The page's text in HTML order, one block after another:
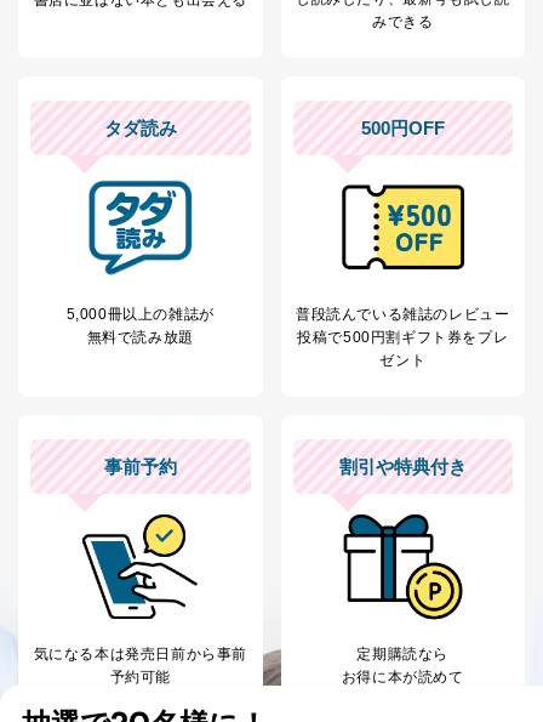
開示対象個人情報については、保有個人データの本人ま
に対応させていただいております。 当社顧客の皆様の
個人情報は「マイページ」にログインしていただくこと
で、訂正、追加、変更を行っていただくことが出来ま
す。マイページをご利用いただけない方、その他の方に
つきましては、下記Aをご覧ください。 また、ご登録い
ただいた個人情報のうち、市町村などの名称および郵便
番号、金融機関の名称あるいはクレジットカードの有効
期限など、商品のお届けやご請求を行う上で支障がある
せていただく場合があります。
A.開示等の求めの申し出先、提出していただく書面等
■電話による場合
TEL:0570-200-223
株式会社富士山マガジンサービス 個人情報問い合わせ
係
受付時間：10:00～17:00（土、日、祝、年末年始休業）
■電子メールによる場合
B.開示等の対応に際して、以下記載の項目のうち2項目
以上での本人確認を実施させていただきます。
みできる
タダ読み
5,000冊以上の雑誌が
無料で読み放題
500円OFF
普段読んでいる雑誌のレビュー
投稿で500円割ギフト券をプレ
ゼント
事前予約
気になる本は発売日前から事前
予約可能
割引や特典付き
定期購読なら
お得に本が読めて